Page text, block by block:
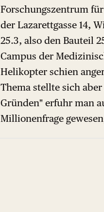
Forschungszentrum
der Lazarettgasse 14,
25.3, also den Bauteil
Campus der
Helikopter schien
Thema stellte sich
Gründen" erfuhr man
Millionenfrage